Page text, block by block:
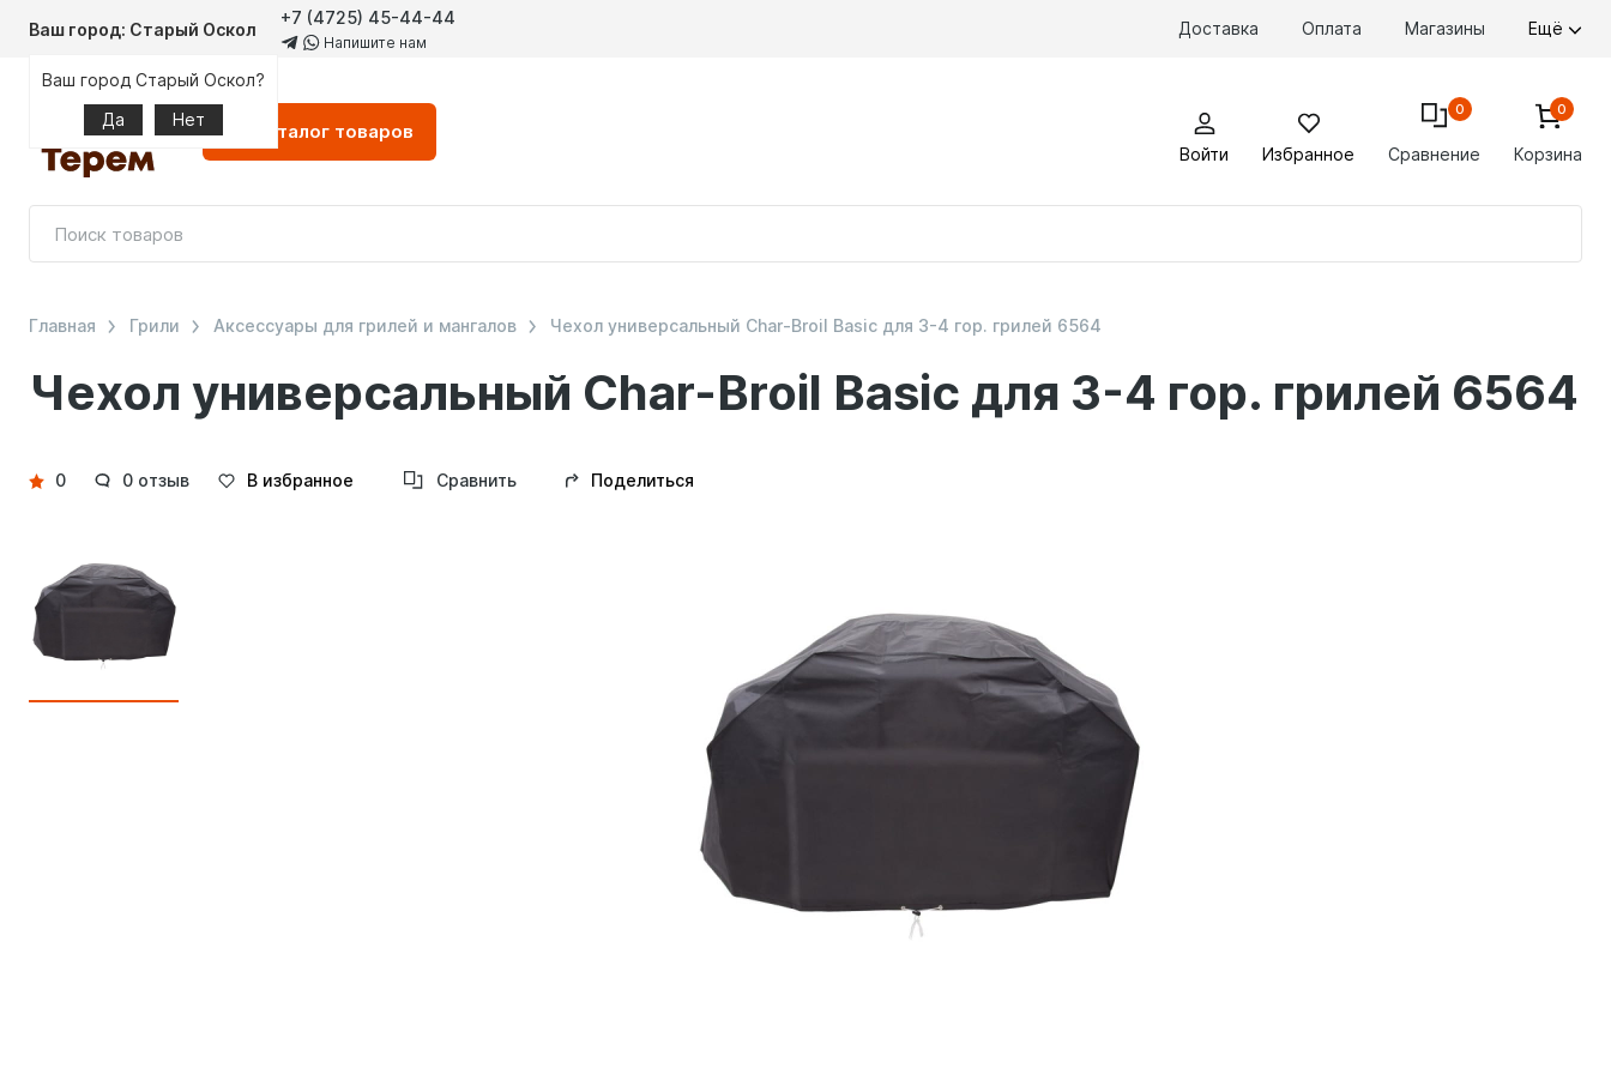
Ваш город: Старый Оскол
Ваш город Старый Оскол?
Да
Нет
+7 (4725) 45-44-44
Напишите нам
Доставка Оплата Магазины Ещё
Каталог товаров
Войти Избранное Сравнение
0
Корзина
0
Чехол универсальный Char-Broil Basic для 3-4 гор. грилей 6564
Главная Грили Аксессуары для грилей и мангалов Чехол универсальный Char-Broil Basic для 3-4 гор. грилей 6564
Детали
0 0 отзыв В избранное Сравнить Поделиться